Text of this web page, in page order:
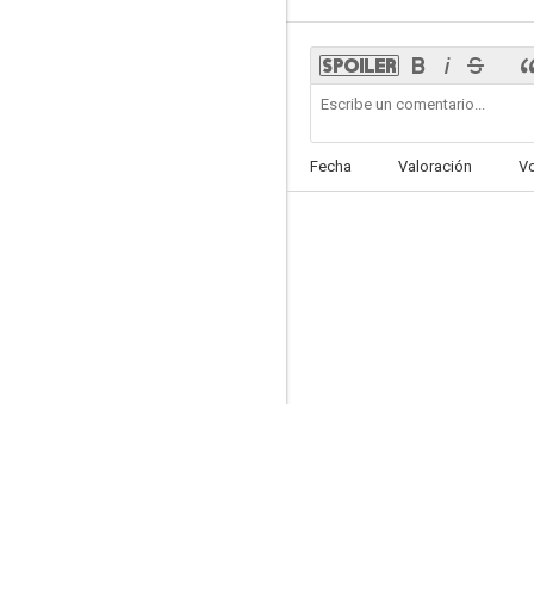
Juntos, nada más
6.9
Fecha Valoración